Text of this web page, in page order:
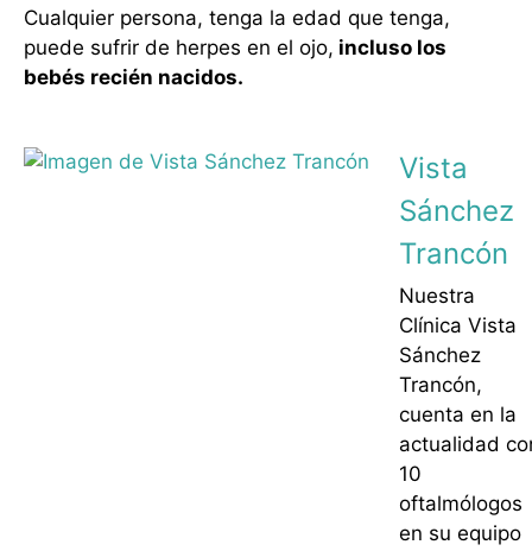
Cualquier persona, tenga la edad que tenga,
puede sufrir de herpes en el ojo, incluso los
bebés recién nacidos.
Vista
Sánchez
Trancón
Nuestra
Clínica Vista
Sánchez
Trancón,
cuenta en la
actualidad
10
oftalmólogos
en su equipo